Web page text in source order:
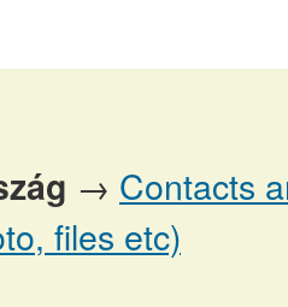
→ Contacts
files etc)